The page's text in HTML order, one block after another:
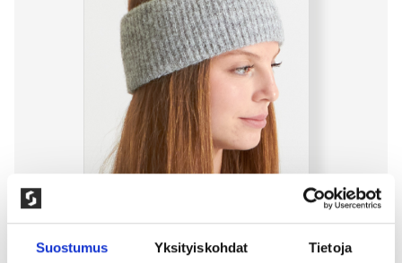
Suostumus Yksityiskohdat Tietoja